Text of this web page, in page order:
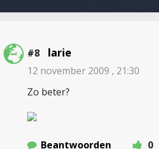
#8 larie
12 november 2009 , 21:30
Zo beter?
Beantwoorden
0